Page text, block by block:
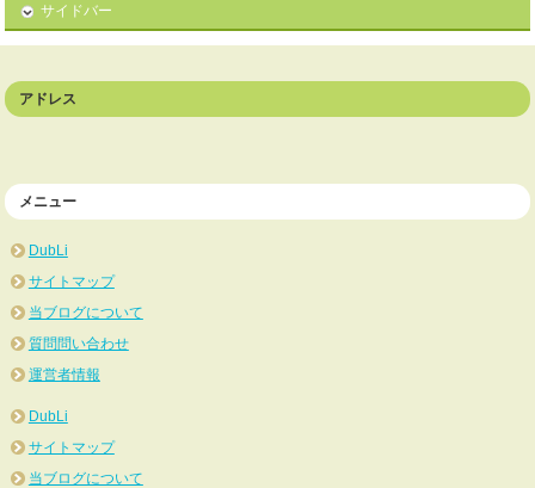
サイドバー
アドレス
メニュー
DubLi
サイトマップ
当ブログについて
質問問い合わせ
運営者情報
DubLi
サイトマップ
当ブログについて